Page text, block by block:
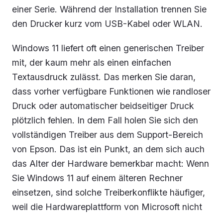
einer Serie. Während der Installation trennen Sie
den Drucker kurz vom USB-Kabel oder WLAN.
Windows 11 liefert oft einen generischen Treiber
mit, der kaum mehr als einen einfachen
Textausdruck zulässt. Das merken Sie daran,
dass vorher verfügbare Funktionen wie randloser
Druck oder automatischer beidseitiger Druck
plötzlich fehlen. In dem Fall holen Sie sich den
vollständigen Treiber aus dem Support-Bereich
von Epson. Das ist ein Punkt, an dem sich auch
das Alter der Hardware bemerkbar macht: Wenn
Sie Windows 11 auf einem älteren Rechner
einsetzen, sind solche Treiberkonflikte häufiger,
weil die Hardwareplattform von Microsoft nicht